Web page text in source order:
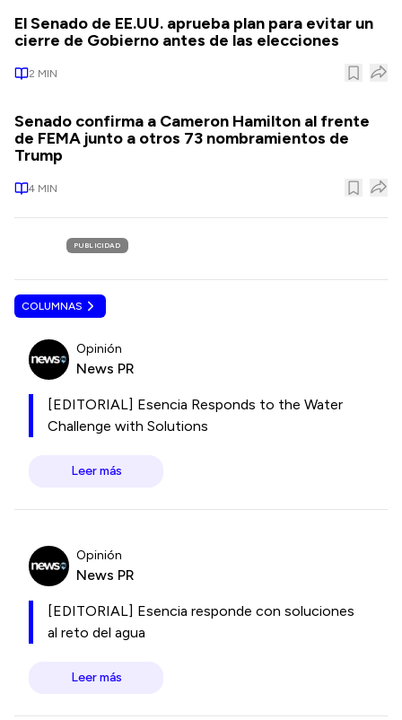
El Senado de EE.UU. aprueba plan para evitar un
cierre de Gobierno antes de las elecciones
2 MIN
Senado confirma a Cameron Hamilton al frente
de FEMA junto a otros 73 nombramientos de
Trump
4 MIN
PUBLICIDAD
COLUMNAS
Opinión
News PR
[EDITORIAL] Esencia Responds to the Water
Challenge with Solutions
Leer más
Opinión
News PR
[EDITORIAL] Esencia responde con soluciones
al reto del agua
Leer más